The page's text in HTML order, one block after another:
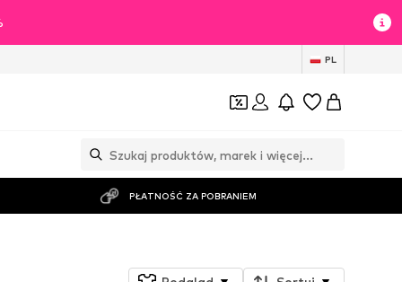
PL
PŁATNOŚĆ ZA POBRANIEM